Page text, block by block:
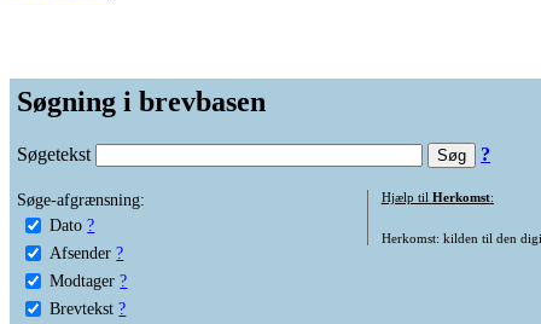
Søgning i brevbasen
Søgetekst ?
Søge-afgrænsning:
Dato ?
Afsender ?
Modtager ?
Brevtekst ?
Hjælp til Herkomst:
Herkomst: kilden til den